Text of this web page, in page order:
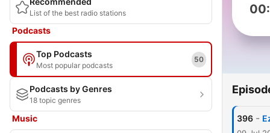
List of the best radio stations
Podcasts
Top Podcasts
Most popular podcasts
50
Podcasts by Genres
18 topic genres
Music 396 -